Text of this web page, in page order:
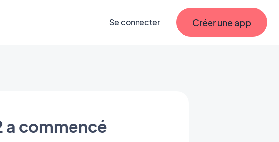
Se connecter Créer une app
a commencé